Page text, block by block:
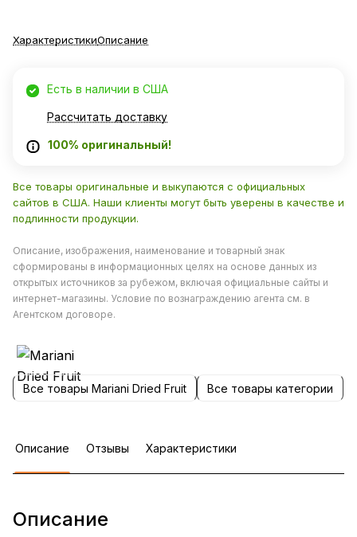
ХарактеристикиОписание
Есть в наличии в США
Рассчитать доставку
100% оригинальный!
Все товары оригинальные и выкупаются с официальных
сайтов в США. Наши клиенты могут быть уверены в качестве и
подлинности продукции.
Описание, изображения, наименование и товарный знак
сформированы в информационных целях на основе данных из
открытых источников за рубежом, включая официальные сайты и
интернет-магазины. Условие по вознаграждению агента см. в
Агентском договоре.
Все товары Mariani Dried Fruit Все товары категории
Описание Отзывы Характеристики
Описание